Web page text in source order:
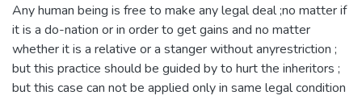
Any human being is free to make any legal deal ;no matter if
it is a do-nation or in order to get gains and no matter
whether it is a relative or a stanger without anyrestriction ;
but this practice should be guided by to hurt the inheritors ;
but this case can not be applied only in same legal condition